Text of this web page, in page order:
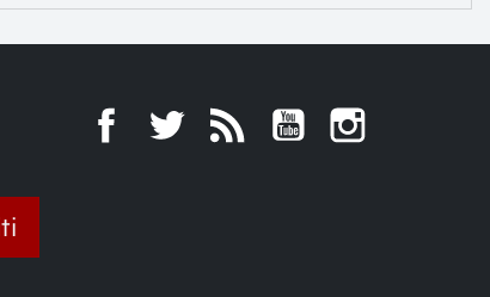
FacebookTwitterRss YouTube